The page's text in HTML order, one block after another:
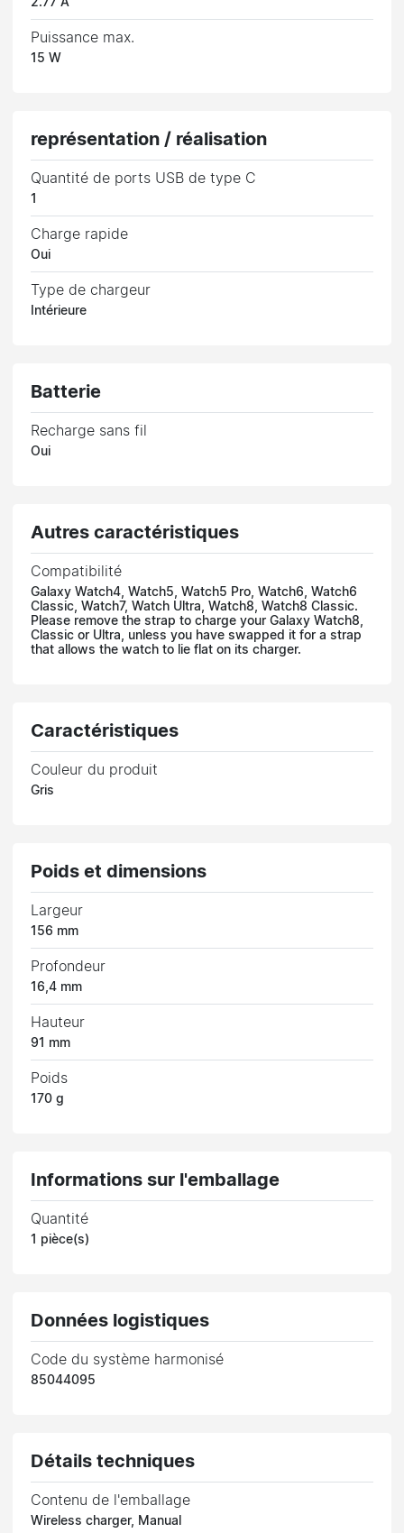
2.77 A
Puissance max.
15 W
représentation / réalisation
Quantité de ports USB de type C
1
Charge rapide
Oui
Type de chargeur
Intérieure
Batterie
Recharge sans fil
Oui
Autres caractéristiques
Compatibilité
Galaxy Watch4, Watch5, Watch5 Pro, Watch6, Watch6
Classic, Watch7, Watch Ultra, Watch8, Watch8 Classic.
Please remove the strap to charge your Galaxy Watch8,
Classic or Ultra, unless you have swapped it for a strap
that allows the watch to lie flat on its charger.
Caractéristiques
Couleur du produit
Gris
Poids et dimensions
Largeur
156 mm
Profondeur
16,4 mm
Hauteur
91 mm
Poids
170 g
Informations sur l'emballage
Quantité
1 pièce(s)
Données logistiques
Code du système harmonisé
85044095
Détails techniques
Contenu de l'emballage
Wireless charger, Manual